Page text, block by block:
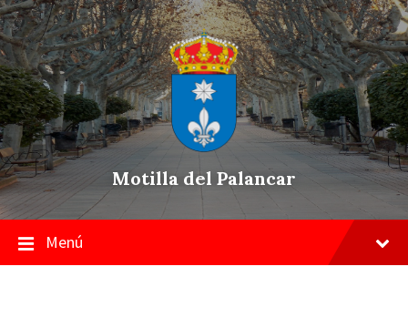
Skip
to
content
Saltar
a
la
navegación
principal
Saltar
a
pie
de
página
Motilla del Palancar
Menú